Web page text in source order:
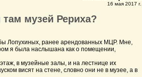
16 мая 2017 г.
музей Рериха?
Лопухиных, ранее арендованных МЦР. Мне,
я была наслышана как о помещении,
в музейные залы, и на лестнице их
висят на стене, словно они не в музее, а в